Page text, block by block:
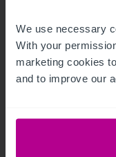
We use necessary
With your
marketing cookies
and to improve our